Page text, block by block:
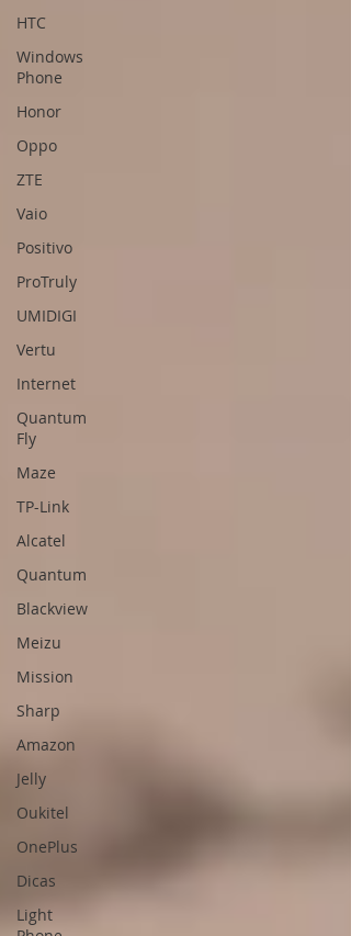
HTC
Windows
Phone
Honor
Oppo
ZTE
Vaio
Positivo
ProTruly
UMIDIGI
Vertu
Internet
Quantum
Fly
Maze
TP-Link
Alcatel
Quantum
Blackview
Meizu
Mission
Sharp
Amazon
Jelly
Oukitel
OnePlus
Dicas
Light